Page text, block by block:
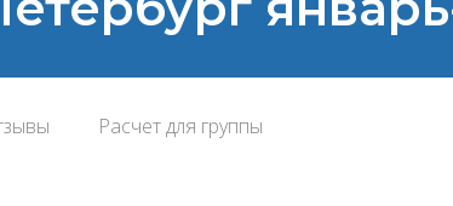
Расчет для группы